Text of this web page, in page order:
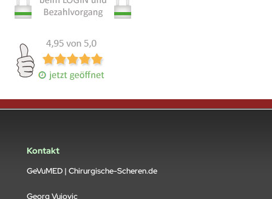
Kontakt
GeVuMED | Chirurgische-Scheren.de
Georg Vujovic